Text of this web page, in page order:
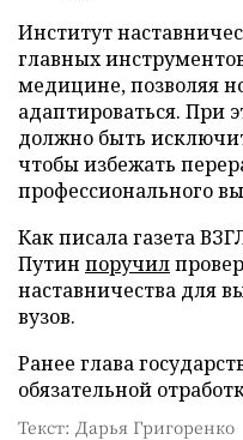
Институт
главных
медицине, позволяя
адаптироваться. При
должно быть
чтобы избежать
профессионального
Как писала газета
Путин поручил
наставничества для
вузов.
Ранее глава
обязательной
Текст: Дарья Григоренко